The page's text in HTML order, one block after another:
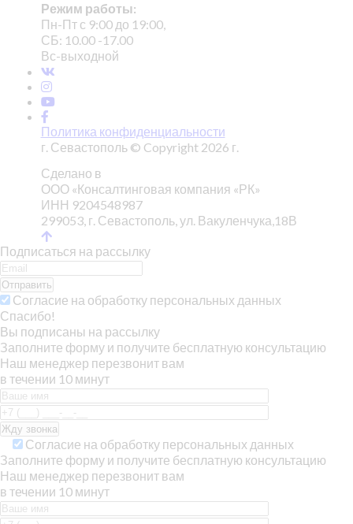
Режим работы:
Пн-Пт с 9:00 до 19:00,
СБ: 10.00 -17.00
Вс-выходной
Политика конфиденциальности
г. Севастополь © Copyright 2026 г.
Сделано в
ООО «Консалтинговая компания «РК»
ИНН 9204548987
299053, г. Севастополь, ул. Вакуленчука,18В
Подписаться на рассылку
Отправить
Согласие на обработку персональных данных
Спасибо!
Вы подписаны на рассылку
Заполните форму и получите бесплатную консультацию
Наш менеджер перезвонит вам
в течении 10 минут
Согласие на обработку персональных данных
Заполните форму и получите бесплатную консультацию
Наш менеджер перезвонит вам
в течении 10 минут